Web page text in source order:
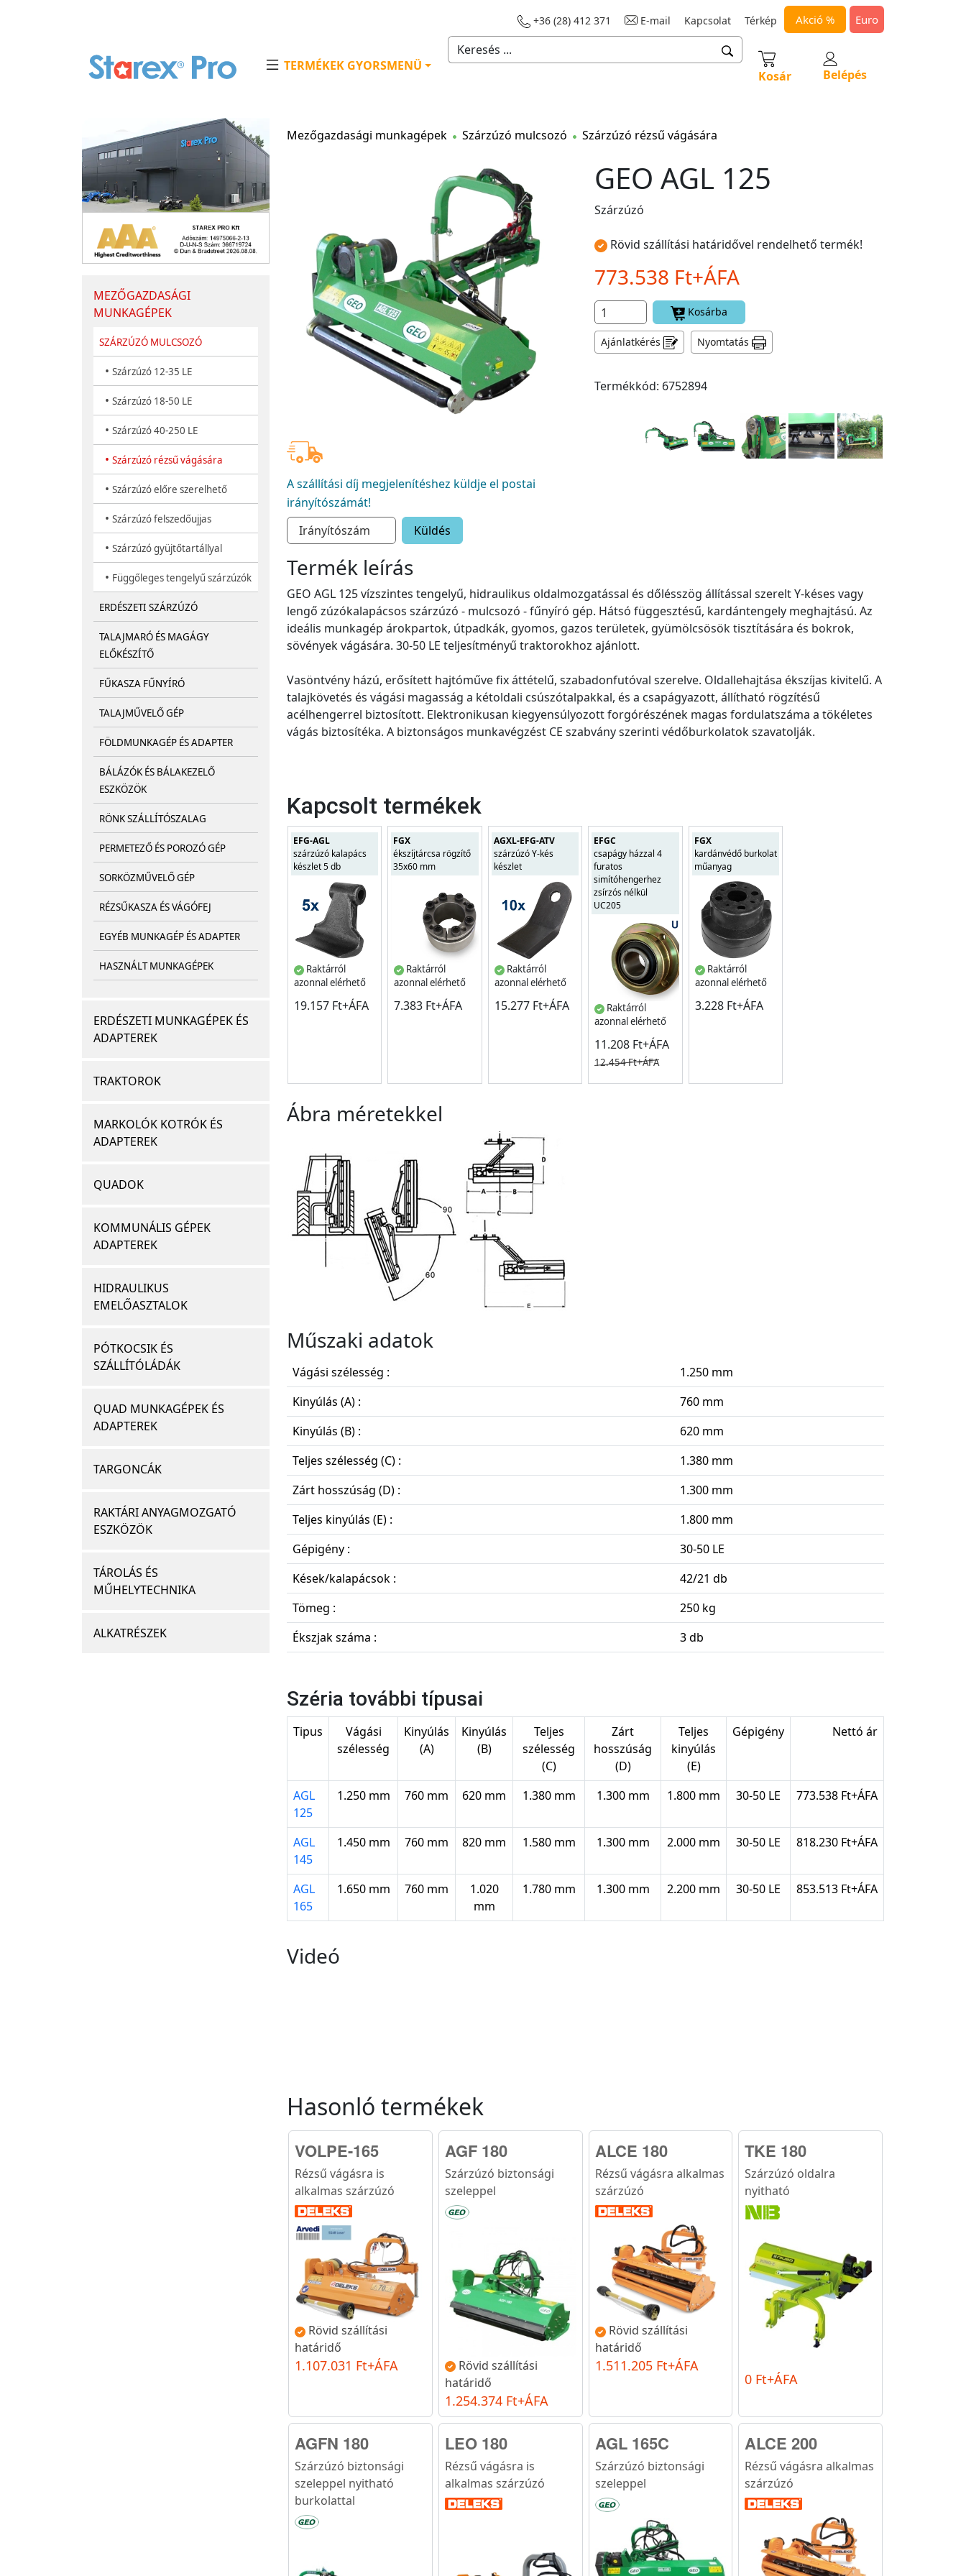
+36 (28) 412 371 E-mail Kapcsolat Térkép Akció % Euro
TERMÉKEK GYORSMENÜ
Kosár Belépés
MEZŐGAZDASÁGI
MUNKAGÉPEK
SZÁRZÚZÓ MULCSOZÓ
• Szárzúzó 12-35 LE
• Szárzúzó 18-50 LE
• Szárzúzó 40-250 LE
• Szárzúzó rézsű vágására
• Szárzúzó előre szerelhető
• Szárzúzó felszedőujjas
• Szárzúzó gyüjtőtartállyal
• Függőleges tengelyű szárzúzók
ERDÉSZETI SZÁRZÚZÓ
TALAJMARÓ ÉS MAGÁGY
ELŐKÉSZÍTŐ
FŰKASZA FŰNYÍRÓ
TALAJMŰVELŐ GÉP
FÖLDMUNKAGÉP ÉS ADAPTER
BÁLÁZÓK ÉS BÁLAKEZELŐ
ESZKÖZÖK
RÖNK SZÁLLÍTÓSZALAG
PERMETEZŐ ÉS POROZÓ GÉP
SORKÖZMŰVELŐ GÉP
RÉZSŰKASZA ÉS VÁGÓFEJ
EGYÉB MUNKAGÉP ÉS ADAPTER
HASZNÁLT MUNKAGÉPEK
ERDÉSZETI MUNKAGÉPEK ÉS
ADAPTEREK
TRAKTOROK
MARKOLÓK KOTRÓK ÉS
ADAPTEREK
QUADOK
KOMMUNÁLIS GÉPEK
ADAPTEREK
HIDRAULIKUS
EMELŐASZTALOK
PÓTKOCSIK ÉS
SZÁLLÍTÓLÁDÁK
QUAD MUNKAGÉPEK ÉS
ADAPTEREK
TARGONCÁK
RAKTÁRI ANYAGMOZGATÓ
ESZKÖZÖK
TÁROLÁS ÉS
MŰHELYTECHNIKA
ALKATRÉSZEK
Mezőgazdasági munkagépek Szárzúzó mulcsozó Szárzúzó rézsű vágására
A szállítási díj megjelenítéshez küldje el postai
irányítószámát!
Küldés
GEO AGL 125
Szárzúzó
Rövid szállítási határidővel rendelhető termék!
773.538 Ft+ÁFA
Kosárba
Ajánlatkérés Nyomtatás
Termékkód: 6752894
Termék leírás
GEO AGL 125 vízszintes tengelyű, hidraulikus oldalmozgatással és dőlésszög állítással szerelt Y-késes vagy
lengő zúzókalapácsos szárzúzó - mulcsozó - fűnyíró gép. Hátsó függesztésű, kardántengely meghajtású. Az
ideális munkagép árokpartok, útpadkák, gyomos, gazos területek, gyümölcsösök tisztítására és bokrok,
sövények vágására. 30-50 LE teljesítményű traktorokhoz ajánlott.
Vasöntvény házú, erősített hajtóműve fix áttételű, szabadonfutóval szerelve. Oldallehajtása ékszíjas kivitelű. A
talajkövetés és vágási magasság a kétoldali csúszótalpakkal, és a csapágyazott, állítható rögzítésű
acélhengerrel biztosított. Elektronikusan kiegyensúlyozott forgórészének magas fordulatszáma a tökéletes
vágás biztosítéka. A biztonságos munkavégzést CE szabvány szerinti védőburkolatok szavatolják.
Kapcsolt termékek
EFG-AGL
szárzúzó kalapács
készlet 5 db
Raktárról
azonnal elérhető
19.157 Ft+ÁFA
FGX
ékszíjtárcsa rögzítő
35x60 mm
Raktárról
azonnal elérhető
7.383 Ft+ÁFA
AGXL-EFG-ATV
szárzúzó Y-kés
készlet
Raktárról
azonnal elérhető
15.277 Ft+ÁFA
EFGC
csapágy házzal 4
furatos
simítóhengerhez
zsírzós nélkül
UC205
Raktárról
azonnal elérhető
11.208 Ft+ÁFA
12.454 Ft+ÁFA
FGX
kardánvédő burkolat
műanyag
Raktárról
azonnal elérhető
3.228 Ft+ÁFA
Ábra méretekkel
Műszaki adatok
Vágási szélesség :
1.250 mm
Kinyúlás (A) :
760 mm
Kinyúlás (B) :
620 mm
Teljes szélesség (C) :
1.380 mm
Zárt hosszúság (D) :
1.300 mm
Teljes kinyúlás (E) :
1.800 mm
Gépigény :
30-50 LE
Kések/kalapácsok :
42/21 db
Tömeg :
250 kg
Ékszjak száma :
3 db
Széria további típusai
Tipus
Vágási
szélesség
Kinyúlás
(A)
Kinyúlás
(B)
Teljes
szélesség
(C)
Zárt
hosszúság
(D)
Teljes
kinyúlás
(E)
Gépigény Nettó ár
AGL
125
1.250 mm 760 mm 620 mm 1.380 mm 1.300 mm 1.800 mm 30-50 LE 773.538 Ft+ÁFA
AGL
145
1.450 mm 760 mm 820 mm 1.580 mm 1.300 mm 2.000 mm 30-50 LE 818.230 Ft+ÁFA
AGL
165
1.650 mm 760 mm
1.020
mm
1.780 mm 1.300 mm 2.200 mm 30-50 LE 853.513 Ft+ÁFA
Videó
Hasonló termékek
VOLPE-165
Rézsű vágásra is
alkalmas szárzúzó
Rövid szállítási
határidő
1.107.031 Ft+ÁFA
AGF 180
Szárzúzó biztonsági
szeleppel
Rövid szállítási
határidő
1.254.374 Ft+ÁFA
ALCE 180
Rézsű vágásra alkalmas
szárzúzó
Rövid szállítási
határidő
1.511.205 Ft+ÁFA
TKE 180
Szárzúzó oldalra
nyitható
0 Ft+ÁFA
AGFN 180
Szárzúzó biztonsági
szeleppel nyitható
burkolattal
LEO 180
Rézsű vágásra is
alkalmas szárzúzó
AGL 165C
Szárzúzó biztonsági
szeleppel
ALCE 200
Rézsű vágásra alkalmas
szárzúzó